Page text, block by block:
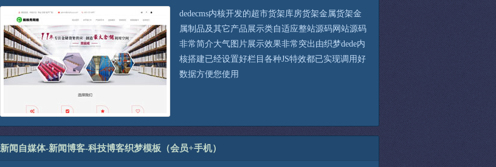
dedecms内核开发的超市货架库房货架金属货架金
属制品及其它产品展示类自适应整站源码网站源码
非常简介大气图片展示效果非常突出由织梦dede内
核搭建已经设置好栏目各种JS特效都已实现调用好
数据方便您使用
新闻自媒体-新闻博客-科技博客织梦模板（会员+手机）